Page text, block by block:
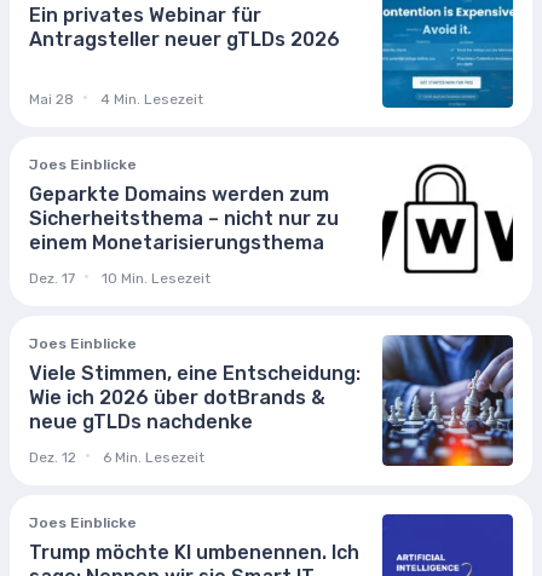
Ein privates Webinar für
Antragsteller neuer gTLDs 2026
Mai 28 4 Min. Lesezeit
Joes Einblicke
Geparkte Domains werden zum
Sicherheitsthema – nicht nur zu
einem Monetarisierungsthema
Dez. 17 10 Min. Lesezeit
Joes Einblicke
Viele Stimmen, eine Entscheidung:
Wie ich 2026 über dotBrands &
neue gTLDs nachdenke
Dez. 12 6 Min. Lesezeit
Joes Einblicke
Trump möchte KI umbenennen. Ich